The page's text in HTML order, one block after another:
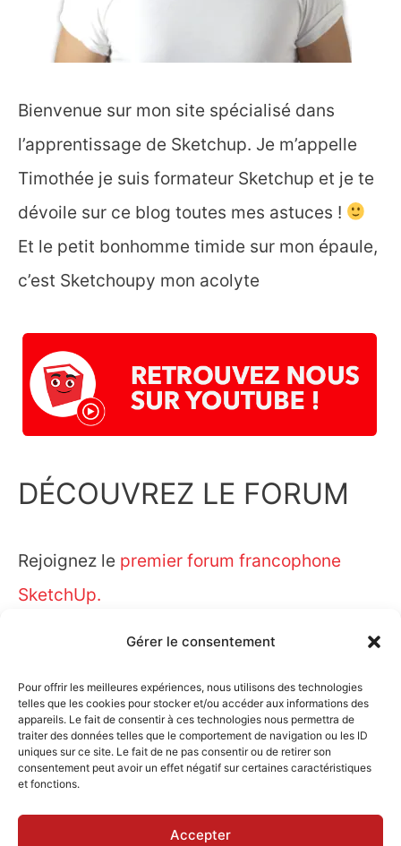
Gérer le consentement
Pour offrir les meilleures expériences, nous utilisons des technologies
telles que les cookies pour stocker et/ou accéder aux informations des
appareils. Le fait de consentir à ces technologies nous permettra de
traiter des données telles que le comportement de navigation ou les ID
uniques sur ce site. Le fait de ne pas consentir ou de retirer son
consentement peut avoir un effet négatif sur certaines caractéristiques
et fonctions.
Accepter
Bienvenue sur mon site spécialisé dans
l’apprentissage de Sketchup. Je m’appelle
Timothée je suis formateur Sketchup et je te
dévoile sur ce blog toutes mes astuces !
Et le petit bonhomme timide sur mon épaule,
c’est Sketchoupy mon acolyte
DÉCOUVREZ LE FORUM
Rejoignez le premier forum francophone
SketchUp.